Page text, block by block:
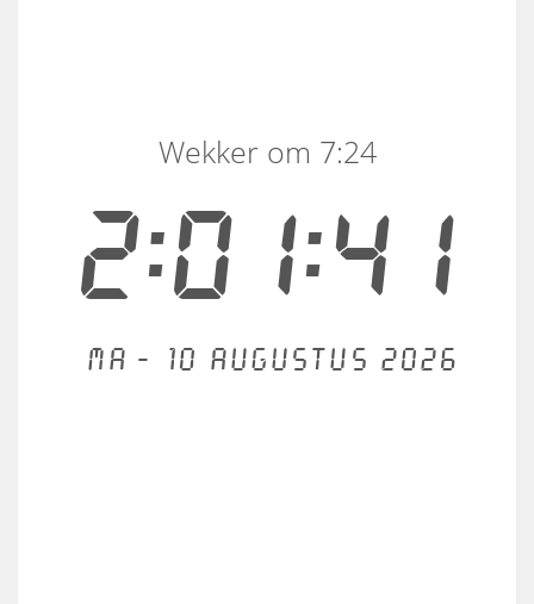
2:01:41
Wekker om 7:24
Ma - 10 augustus 2026